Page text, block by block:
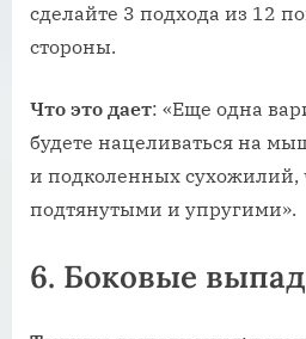
сделайте 3 подхода из 12
стороны.
Что это дает: «Еще одна
будете нацеливаться на
и подколенных сухожилий,
подтянутыми и упругими».
6. Боковые